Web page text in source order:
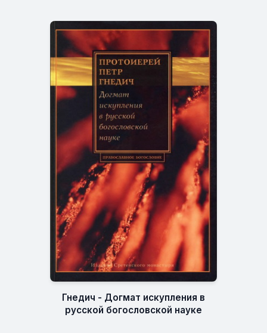
Гнедич - Догмат искупления в
русской богословской науке